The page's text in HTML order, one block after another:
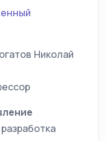
Николай